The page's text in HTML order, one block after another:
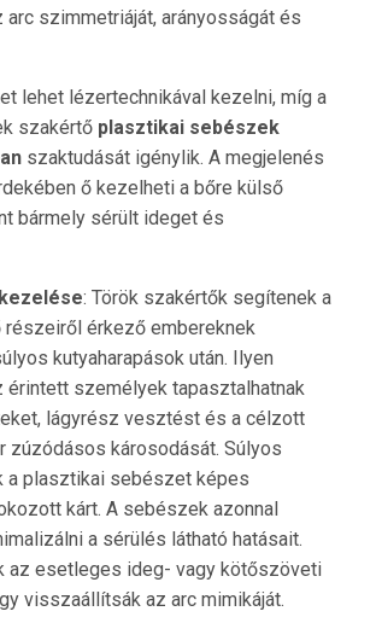
szimmetriáját, arányosságát és
lehet lézertechnikával kezelni, míg a
szakértő plasztikai sebészek
szaktudását igénylik. A megjelenés
ő kezelheti a bőre külső
bármely sérült ideget és
: Török szakértők segítenek a
részeiről érkező embereknek
kutyaharapások után. Ilyen
érintett személyek tapasztalhatnak
lágyrész vesztést és a célzott
zúzódásos károsodását. Súlyos
a plasztikai sebészet képes
kárt. A sebészek azonnal
a sérülés látható hatásait.
az esetleges ideg- vagy kötőszöveti
visszaállítsák az arc mimikáját.